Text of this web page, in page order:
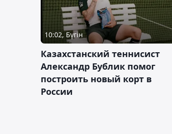
10:02, Бүгін
Казахстанский теннисист
Александр Бублик помог
построить новый корт в
России